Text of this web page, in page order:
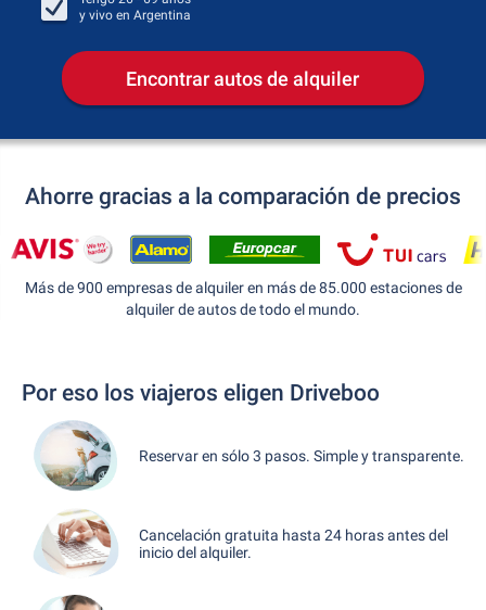
y vivo en Argentina
Encontrar autos de alquiler
Ahorre gracias a la comparación de precios
Más de 900 empresas de alquiler en más de 85.000 estaciones de
alquiler de autos de todo el mundo.
Por eso los viajeros eligen Driveboo
Reservar en sólo 3 pasos. Simple y transparente.
Cancelación gratuita hasta 24 horas antes del
inicio del alquiler.